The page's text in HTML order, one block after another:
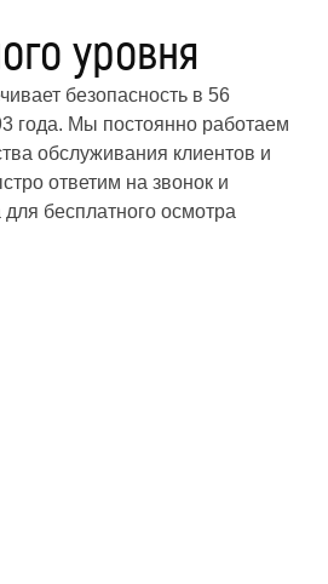
уровня
безопасность в 56
года. Мы постоянно работаем
обслуживания клиентов и
ответим на звонок и
бесплатного осмотра